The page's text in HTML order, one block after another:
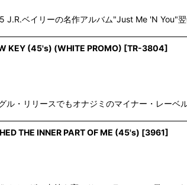
J.R.ベイリーの名作アルバム"Just Me 'N You"
KEY (45's) (WHITE PROMO) [TR-3804]
ル・リリースでもオナジミのマイナー・レー
THE INNER PART OF ME (45's) [3961]